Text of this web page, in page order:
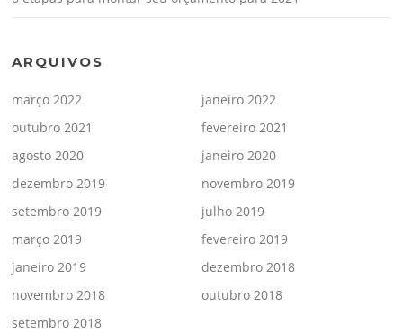
ARQUIVOS
março 2022
janeiro 2022
outubro 2021
fevereiro 2021
agosto 2020
janeiro 2020
dezembro 2019
novembro 2019
setembro 2019
julho 2019
março 2019
fevereiro 2019
janeiro 2019
dezembro 2018
novembro 2018
outubro 2018
setembro 2018